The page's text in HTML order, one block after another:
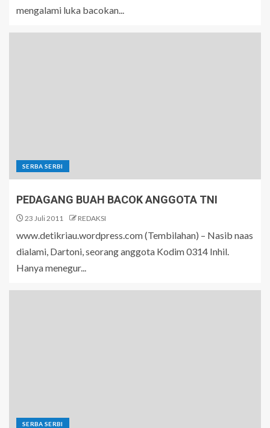
mengalami luka bacokan...
SERBA SERBI
PEDAGANG BUAH BACOK ANGGOTA TNI
23 Juli 2011 REDAKSI
www.detikriau.wordpress.com (Tembilahan) – Nasib naas
dialami, Dartoni, seorang anggota Kodim 0314 Inhil.
Hanya menegur...
SERBA SERBI